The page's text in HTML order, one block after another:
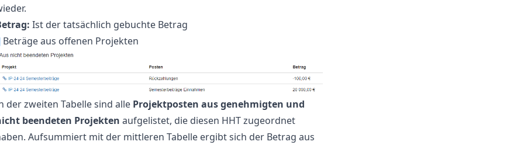
Ist der tatsächlich gebuchte Betrag
Beträge aus offenen Projekten
der zweiten Tabelle sind alle Projektposten aus genehmigten und
beendeten Projekten aufgelistet, die diesen HHT zugeordnet
Aufsummiert mit der mittleren Tabelle ergibt sich der Betrag aus